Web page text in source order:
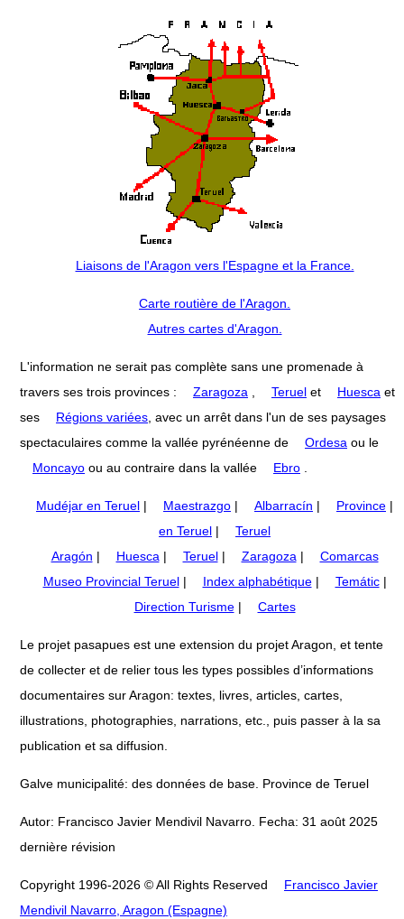
Liaisons de l'Aragon vers l'Espagne et la France.
Carte routière de l'Aragon.
Autres cartes d'Aragon.
L'information ne serait pas complète sans une promenade à
travers ses trois provinces :
Zaragoza Teruel et Huesca et
ses
Régions variées , avec un arrêt dans l'un de ses paysages
spectaculaires comme la vallée pyrénéenne de
Ordesa ou le
Moncayo ou au contraire dans la vallée Ebro
Mudéjar en Teruel | Maestrazgo | Albarracín | Province |
en Teruel |
Teruel
Aragón | Huesca | Teruel| Zaragoza |
Comarcas
Museo Provincial Teruel| Index alphabétique| Temátic|
Direction Turisme| Cartes
Le projet pasapues est une extension du projet Aragon, et tente
de collecter et de relier tous les types possibles d’informations
documentaires sur Aragon: textes, livres, articles, cartes,
illustrations, photographies, narrations, etc., puis passer à la sa
publication et sa diffusion.
Galve municipalité: des données de base. Province de Teruel
Autor: Francisco Javier Mendivil Navarro. Fecha: 31 août 2025
dernière révision
Copyright 1996-2026 © All Rights Reserved
Francisco Javier
Mendivil Navarro, Aragon (Espagne)